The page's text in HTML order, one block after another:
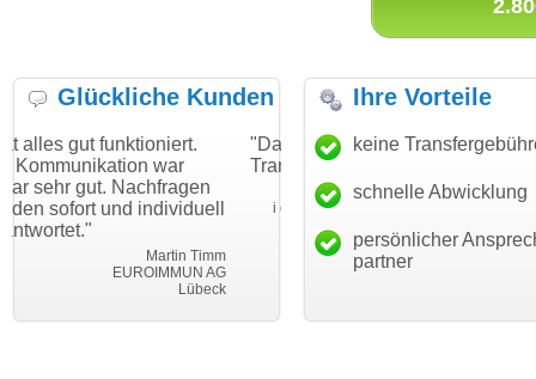
Glückliche Kunden
war
individuell
"Danke für den schnellen
Transfer und guten Service!"
Thomas Schäfer
i can eckert communication GmbH
"Ich bin dankbar,
haben. Die
mein Business
Ihre Vorteile
keine
schnelle Abwicklung
persönlicher
partner